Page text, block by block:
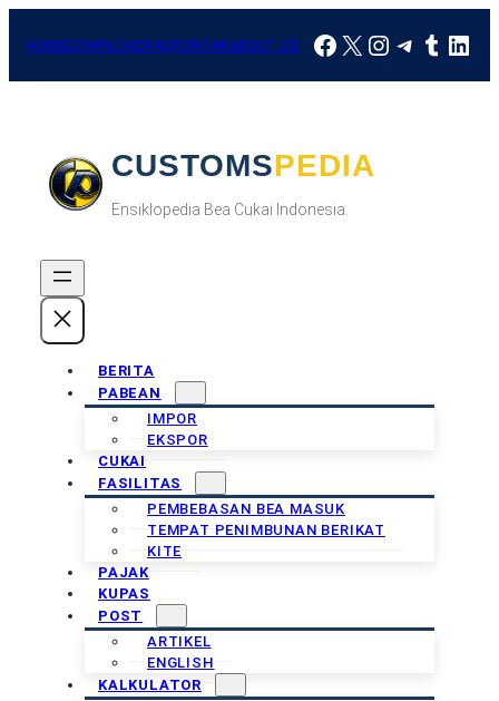
HOMEDOWNLOADFAQKONTAKABOUT US Facebook
X Instagram
CUSTOMSPEDIA
Ensiklopedia Bea Cukai Indonesia.
BERITA
PABEAN
IMPOR
EKSPOR
CUKAI
FASILITAS
PEMBEBASAN BEA MASUK
TEMPAT PENIMBUNAN BERIKAT
KITE
PAJAK
KUPAS
POST
ARTIKEL
ENGLISH
KALKULATOR